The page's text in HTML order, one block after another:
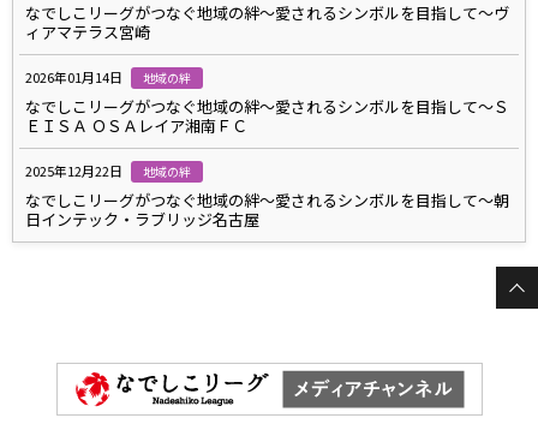
なでしこリーグがつなぐ地域の絆～愛されるシンボルを目指して～ヴ
ィアマテラス宮崎
2026年01月14日 地域の絆
なでしこリーグがつなぐ地域の絆～愛されるシンボルを目指して～Ｓ
ＥＩＳＡ ＯＳＡレイア湘南ＦＣ
2025年12月22日 地域の絆
なでしこリーグがつなぐ地域の絆～愛されるシンボルを目指して～朝
日インテック・ラブリッジ名古屋